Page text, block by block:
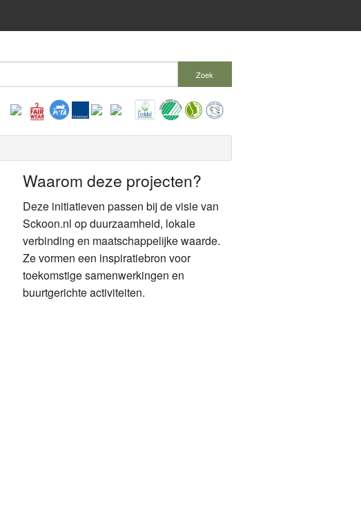
Zoek
Waarom deze projecten?
Deze initiatieven passen bij de visie van
Sckoon.nl op duurzaamheid, lokale
verbinding en maatschappelijke waarde.
Ze vormen een inspiratiebron voor
toekomstige samenwerkingen en
buurtgerichte activiteiten.